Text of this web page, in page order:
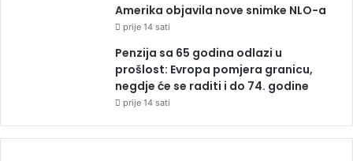
Amerika objavila nove snimke NLO-a
prije 14 sati
Penzija sa 65 godina odlazi u
prošlost: Evropa pomjera granicu,
negdje će se raditi i do 74. godine
prije 14 sati